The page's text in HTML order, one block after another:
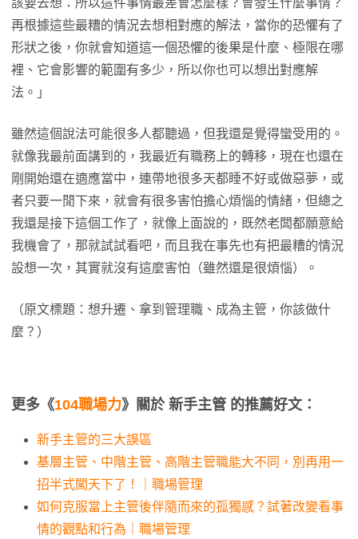
該要去想：所以這件事情最差會怎麼樣？會發生什麼事情？
再根據這些最糟的情況去想相對應的解法，當你的恐懼有了
形狀之後，你就會知道這一個恐懼的後果是什麼、極限在哪
裡、它會影響的範圍有多少，所以你也可以想出對應解
法。」
雖然這個說法可能很多人都聽過，但我還是覺得蠻受用的。
就像我最前面講到的，我最近有職務上的轉移，現在也還在
剛開始還在適應當中，連帶地很多天都睡不好或做惡夢，或
者只要一閒下來，就會有很多害怕擔心煩惱的情緒，但總之
我還是接下這個工作了，就像上面說的，既然老闆都願意給
我機會了，那就試試看吧，而且我在事先也有把最糟的情況
設想一次，其實就沒有這麼害怕（雖然還是很煩惱）。
（原文標題：想升遷、拿到管理職、成為主管，你該做什
麼？）
更多《104職場力》關於 新手主管 的推薦好文：
新手主管的三大誤區
基層主管、中階主管、高階主管職能大不同，別再用一
招半式闖天下了！｜職場管理
如何克服當上主管後伴隨而來的孤獨感？試著改變看事
情的觀點和行為｜職場管理